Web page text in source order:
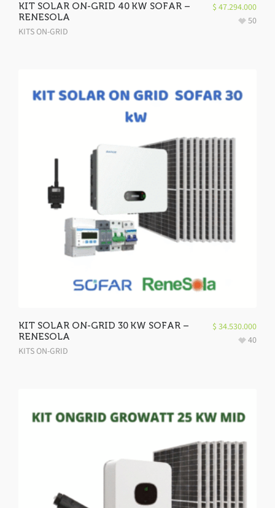
KIT SOLAR ON-GRID 40 KW SOFAR –
RENESOLA
KITS ON-GRID
$ 47.294.000
50
KIT SOLAR ON-GRID 30 KW SOFAR –
RENESOLA
KITS ON-GRID
$ 34.530.000
40